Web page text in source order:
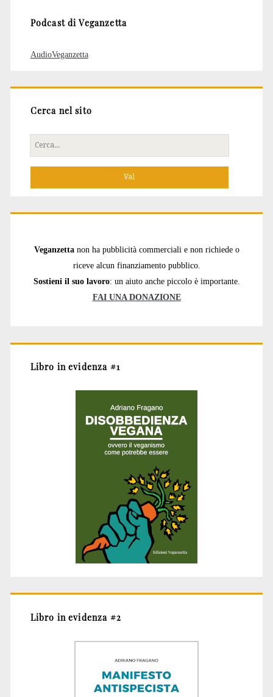
Podcast di Veganzetta
AudioVeganzetta
Cerca nel sito
Cerca
per:
Veganzetta non ha pubblicità commerciali e non richiede o
riceve alcun finanziamento pubblico.
Sostieni il suo lavoro: un aiuto anche piccolo è importante.
FAI UNA DONAZIONE
Libro in evidenza #1
Libro in evidenza #2